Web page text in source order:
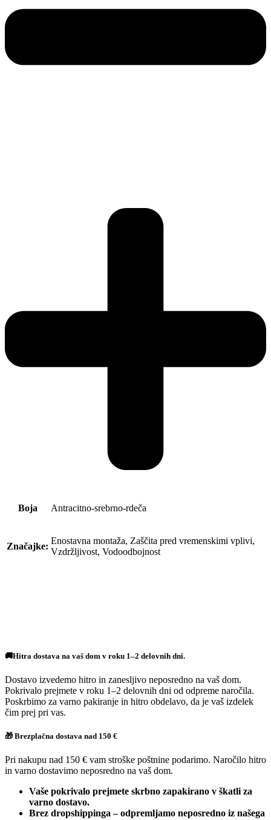
Boja Antracitno-srebrno-rdeča
Značajke:
Enostavna montaža, Zaščita pred vremenskimi vplivi,
Vzdržljivost, Vodoodbojnost
🚚Hitra dostava na vaš dom v roku 1–2 delovnih dni.
Dostavo izvedemo hitro in zanesljivo neposredno na vaš dom.
Pokrivalo prejmete v roku 1–2 delovnih dni od odpreme naročila.
Poskrbimo za varno pakiranje in hitro obdelavo, da je vaš izdelek
čim prej pri vas.
🎁 Brezplačna dostava nad 150 €
Pri nakupu nad 150 € vam stroške poštnine podarimo. Naročilo hitro
in varno dostavimo neposredno na vaš dom.
Vaše pokrivalo prejmete skrbno zapakirano v škatli za
varno dostavo.
Brez dropshippinga – odpremljamo neposredno iz našega